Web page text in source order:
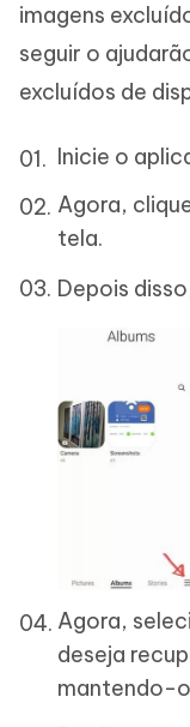
imagens
seguir o
excluídos de
Inicie o
Agora,
tela.
Depois
Agora,
deseja
mantendo-